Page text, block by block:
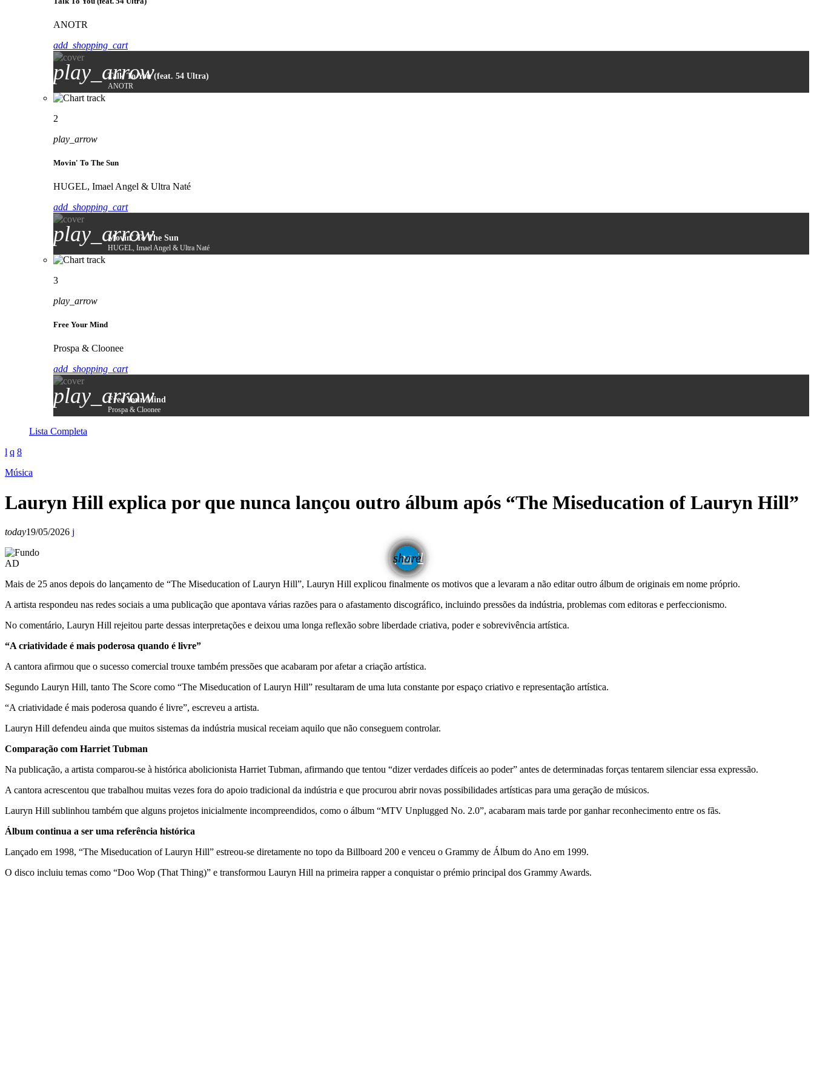
ANOTR
add_shopping_cart
play_arrowTalk To You (feat. 54 Ultra)
ANOTR
2
play_arrow
Movin' To The Sun
HUGEL, Imael Angel & Ultra Naté
add_shopping_cart
play_arrow
Movin' To The Sun
HUGEL, Imael Angel & Ultra Naté
3
play_arrow
Free Your Mind
Prospa & Cloonee
add_shopping_cart
play_arrow
Free Your Mind
Prospa & Cloonee
Lista Completa
Música
Lauryn Hill explica por que nunca lançou outro álbum após “The Miseducation of Lauryn Hill”
today19/05/2026
share
email
AD
Mais de 25 anos depois do lançamento de “The Miseducation of Lauryn Hill”, Lauryn Hill explicou finalmente os motivos que a levaram a não editar outro álbum de originais em nome próprio.
A artista respondeu nas redes sociais a uma publicação que apontava várias razões para o afastamento discográfico, incluindo pressões da indústria, problemas com editoras e perfeccionismo.
No comentário, Lauryn Hill rejeitou parte dessas interpretações e deixou uma longa reflexão sobre liberdade criativa, poder e sobrevivência artística.
“A criatividade é mais poderosa quando é livre”
A cantora afirmou que o sucesso comercial trouxe também pressões que acabaram por afetar a criação artística.
Segundo Lauryn Hill, tanto The Score como “The Miseducation of Lauryn Hill” resultaram de uma luta constante por espaço criativo e representação artística.
“A criatividade é mais poderosa quando é livre”, escreveu a artista.
Lauryn Hill defendeu ainda que muitos sistemas da indústria musical receiam aquilo que não conseguem controlar.
Comparação com Harriet Tubman
Na publicação, a artista comparou-se à histórica abolicionista Harriet Tubman, afirmando que tentou “dizer verdades difíceis ao poder” antes de determinadas forças tentarem silenciar essa expressão.
A cantora acrescentou que trabalhou muitas vezes fora do apoio tradicional da indústria e que procurou abrir novas possibilidades artísticas para uma geração de músicos.
Lauryn Hill sublinhou também que alguns projetos inicialmente incompreendidos, como o álbum “MTV Unplugged No. 2.0”, acabaram mais tarde por ganhar reconhecimento entre os fãs.
Álbum continua a ser uma referência histórica
Lançado em 1998, “The Miseducation of Lauryn Hill” estreou-se diretamente no topo da Billboard 200 e venceu o Grammy de Álbum do Ano em 1999.
O disco incluiu temas como “Doo Wop (That Thing)” e transformou Lauryn Hill na primeira rapper a conquistar o prémio principal dos Grammy Awards.